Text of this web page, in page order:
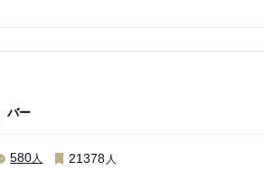
バー
580人 21378 人